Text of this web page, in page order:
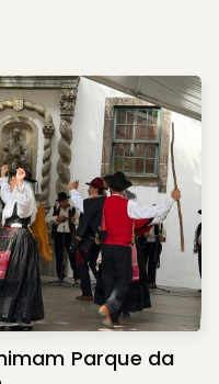
Parque da